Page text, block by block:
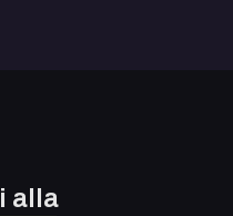
alla